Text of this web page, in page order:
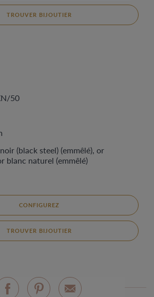
TROUVER BIJOUTIER
50
(black steel) (emmêlé), or
blanc naturel (emmêlé)
CONFIGUREZ
TROUVER BIJOUTIER